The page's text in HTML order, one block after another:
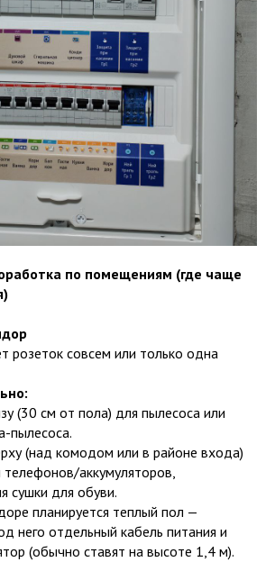
по помещениям (где чаще
розеток совсем или только одна
(30 см от пола) для пылесоса или
пылесоса.
(над комодом или в районе входа)
телефонов/аккумуляторов,
сушки для обуви.
планируется теплый пол —
него отдельный кабель питания и
(обычно ставят на высоте 1,4 м).